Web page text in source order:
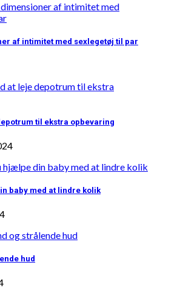
af intimitet med sexlegetøj til par
til ekstra opbevaring
baby med at lindre kolik
hud